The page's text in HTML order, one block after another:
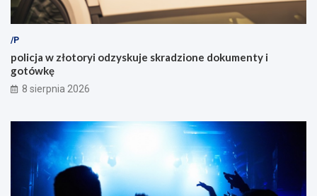
/P
policja w złotoryi odzyskuje skradzione dokumenty i
gotówkę
8 sierpnia 2026